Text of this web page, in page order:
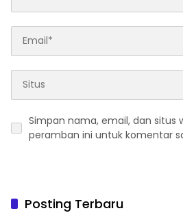
Simpan nama, email, dan situs
peramban ini untuk komentar
Posting Terbaru